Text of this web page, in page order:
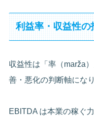
利益率・収益性の
収益性は「率（marža
善・悪化の判断軸にな
EBITDA は本業の稼ぐ